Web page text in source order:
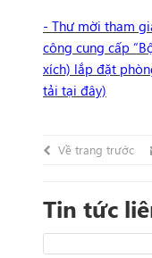
- Thư mời tham
công cung cấp
xích) lắp đặt
tải tại đây)
Về trang trước
Tin tức